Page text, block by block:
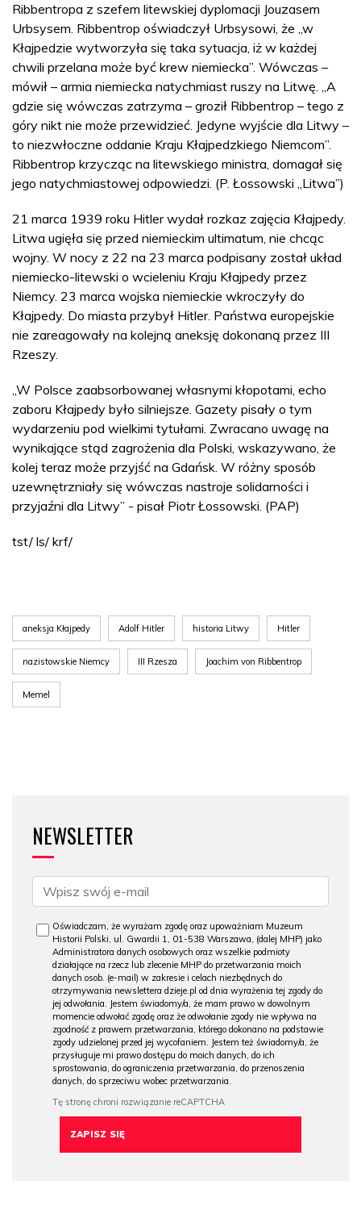
Ribbentropa z szefem litewskiej dyplomacji Jouzasem
Urbsysem. Ribbentrop oświadczył Urbsysowi, że „w
Kłajpedzie wytworzyła się taka sytuacja, iż w każdej
chwili przelana może być krew niemiecka”. Wówczas –
mówił – armia niemiecka natychmiast ruszy na Litwę. „A
gdzie się wówczas zatrzyma – groził Ribbentrop – tego z
góry nikt nie może przewidzieć. Jedyne wyjście dla Litwy –
to niezwłoczne oddanie Kraju Kłajpedzkiego Niemcom”.
Ribbentrop krzycząc na litewskiego ministra, domagał się
jego natychmiastowej odpowiedzi. (P. Łossowski „Litwa”)
21 marca 1939 roku Hitler wydał rozkaz zajęcia Kłajpedy.
Litwa ugięła się przed niemieckim ultimatum, nie chcąc
wojny. W nocy z 22 na 23 marca podpisany został układ
niemiecko-litewski o wcieleniu Kraju Kłajpedy przez
Niemcy. 23 marca wojska niemieckie wkroczyły do
Kłajpedy. Do miasta przybył Hitler. Państwa europejskie
nie zareagowały na kolejną aneksję dokonaną przez III
Rzeszy.
„W Polsce zaabsorbowanej własnymi kłopotami, echo
zaboru Kłajpedy było silniejsze. Gazety pisały o tym
wydarzeniu pod wielkimi tytułami. Zwracano uwagę na
wynikające stąd zagrożenia dla Polski, wskazywano, że
kolej teraz może przyjść na Gdańsk. W różny sposób
uzewnętrzniały się wówczas nastroje solidarności i
przyjaźni dla Litwy” - pisał Piotr Łossowski. (PAP)
tst/ ls/ krf/
aneksja Kłajpedy Adolf Hitler historia Litwy Hitler
nazistowskie Niemcy III Rzesza Joachim von Ribbentrop
Memel
NEWSLETTER
Oświadczam, że wyrażam zgodę oraz upoważniam Muzeum
Historii Polski, ul. Gwardii 1, 01-538 Warszawa, (dalej MHP) jako
Administratora danych osobowych oraz wszelkie podmioty
działające na rzecz lub zlecenie MHP do przetwarzania moich
danych osob. (e-mail) w zakresie i celach niezbędnych do
otrzymywania newslettera dzieje.pl od dnia wyrażenia tej zgody do
jej odwołania. Jestem świadomy/a, że mam prawo w dowolnym
momencie odwołać zgodę oraz że odwołanie zgody nie wpływa na
zgodność z prawem przetwarzania, którego dokonano na podstawie
zgody udzielonej przed jej wycofaniem. Jestem też świadomy/a, że
przysługuje mi prawo dostępu do moich danych, do ich
sprostowania, do ograniczenia przetwarzania, do przenoszenia
danych, do sprzeciwu wobec przetwarzania.